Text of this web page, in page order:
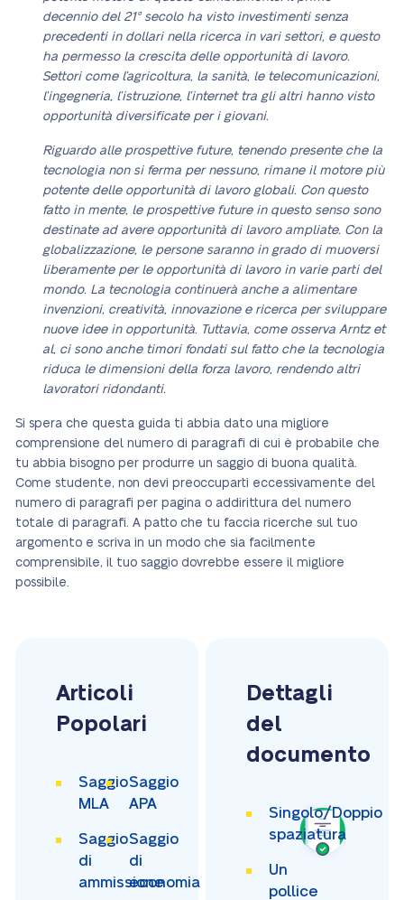
decennio del 21° secolo ha visto investimenti senza
precedenti in dollari nella ricerca in vari settori, e questo
ha permesso la crescita delle opportunità di lavoro.
Settori come l’agricoltura, la sanità, le telecomunicazioni,
l’ingegneria, l’istruzione, l’internet tra gli altri hanno visto
opportunità diversificate per i giovani.
Riguardo alle prospettive future, tenendo presente che la
tecnologia non si ferma per nessuno, rimane il motore più
potente delle opportunità di lavoro globali. Con questo
fatto in mente, le prospettive future in questo senso sono
destinate ad avere opportunità di lavoro ampliate. Con la
globalizzazione, le persone saranno in grado di muoversi
liberamente per le opportunità di lavoro in varie parti del
mondo. La tecnologia continuerà anche a alimentare
invenzioni, creatività, innovazione e ricerca per sviluppare
nuove idee in opportunità. Tuttavia, come osserva Arntz et
al, ci sono anche timori fondati sul fatto che la tecnologia
riduca le dimensioni della forza lavoro, rendendo altri
lavoratori ridondanti.
Si spera che questa guida ti abbia dato una migliore
comprensione del numero di paragrafi di cui è probabile che
tu abbia bisogno per produrre un saggio di buona qualità.
Come studente, non devi preoccuparti eccessivamente del
numero di paragrafi per pagina o addirittura del numero
totale di paragrafi. A patto che tu faccia ricerche sul tuo
argomento e scriva in un modo che sia facilmente
comprensibile, il tuo saggio dovrebbe essere il migliore
possibile.
Articoli
Popolari
Saggio
MLA
Saggio
APA
Saggio
di
ammissione
Saggio
di
economia
Dettagli
del
documento
Singolo/Doppio
spaziatura
Un
pollice